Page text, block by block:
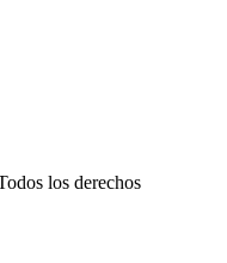
los derechos